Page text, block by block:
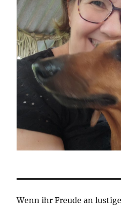
Wenn ihr Freude an